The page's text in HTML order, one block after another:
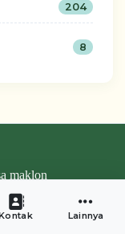
204
8
maklon
maklon
kopi,
Lainnya